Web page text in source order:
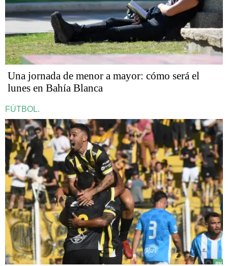
Una jornada de menor a mayor: cómo será el
lunes en Bahía Blanca
FÚTBOL.